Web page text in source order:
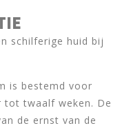
schilferige huid bij
is bestemd voor
tot twaalf weken. De
de ernst van de